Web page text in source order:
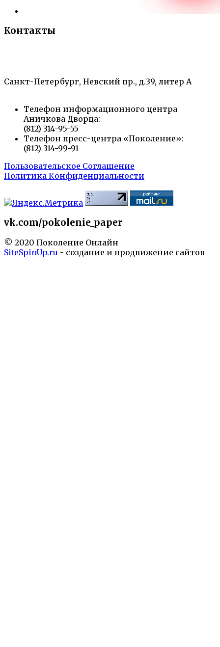
Контакты
Санкт-Петербург, Невский пр., д.39, литер А
Телефон информационного центра
Аничкова Дворца:
(812) 314-95-55
Телефон пресс-центра «Поколение»:
(812) 314-99-91
Пользовательское Соглашение
Политика Конфиденциальности
vk.com/pokolenie_paper
© 2020 Поколение Онлайн
SiteSpinUp.ru - создание и продвижение сайтов